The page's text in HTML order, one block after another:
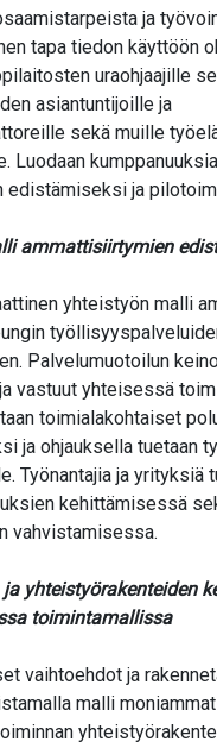
ja
tapa tiedon käyttöön
uraohjaajille
asiantuntijoille ja
sekä muille
Luodaan
edistämiseksi ja
ammattisiirtymien
yhteistyön malli
Palvelumuotoilun
vastuut yhteisessä
toimialakohtaiset
ja ohjauksella tuetaan
Työnantajia ja yrityksiä
kehittämisessä
vahvistamisessa.
yhteistyörakenteiden
toimintamallissa
vaihtoehdot ja
malli